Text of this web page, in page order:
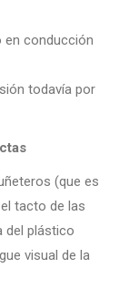
en conducción
todavía por
(que es
tacto de las
del plástico
visual de la